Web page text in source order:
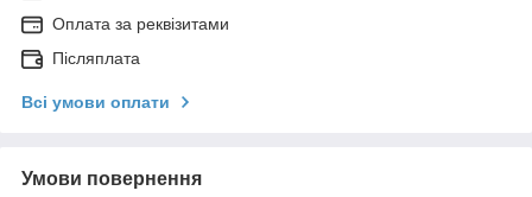
Оплата за реквізитами
Післяплата
Всі умови оплати
Умови повернення